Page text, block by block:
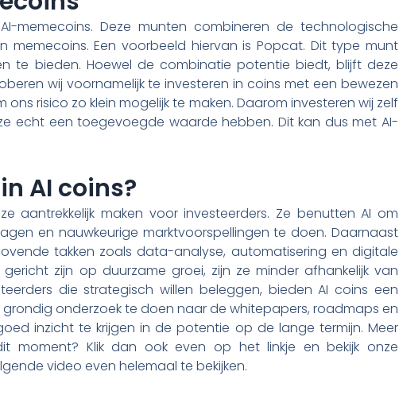
memecoins. Deze munten combineren de technologische
memecoins. Een voorbeeld hiervan is Popcat. Dit type munt
te bieden. Hoewel de combinatie potentie biedt, blijft deze
wij voornamelijk te investeren in coins met een bewezen
risico zo klein mogelijk te maken. Daarom investeren wij zelf
echt een toegevoegde waarde hebben. Dit kan dus met AI-
AI coins?
aantrekkelijk maken voor investeerders. Ze benutten AI om
en nauwkeurige marktvoorspellingen te doen. Daarnaast
takken zoals data-analyse, automatisering en digitale
zijn op duurzame groei, zijn ze minder afhankelijk van
die strategisch willen beleggen, bieden AI coins een
onderzoek te doen naar de whitepapers, roadmaps en
inzicht te krijgen in de potentie op de lange termijn. Meer
moment? Klik dan ook even op het linkje en bekijk onze
video even helemaal te bekijken.